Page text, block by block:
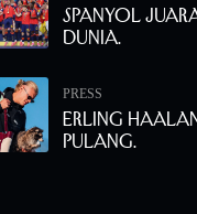
Spanyol
Dunia.
PRESS
Erling
Pulang.